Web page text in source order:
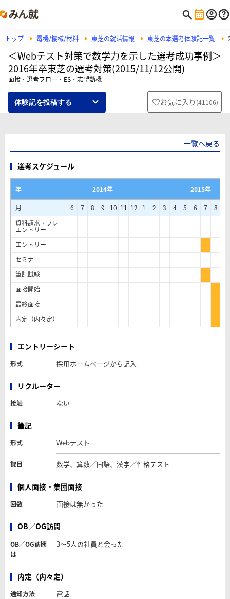
トップ 電機/機械/材料 東芝の就活情報 東芝の本選考体験記一覧
＜Webテスト対策で数学力を示した選考成功事例＞
2016年卒東芝の選考対策(2015/11/12公開)
面接・選考フロー・ES・志望動機
体験記を投稿する お気に入り (41106)
一覧へ戻る
選考スケジュール
年 2014年
2015年
月
6 7 8 9 10 11 12 1 2 3 4 5 6 7 8
資料請求・プレ
エントリー
エントリー
セミナー
筆記試験
面接開始
最終面接
内定（内々定）
エントリーシート
形式 採用ホームページから記入
リクルーター
接触 ない
筆記
形式 Webテスト
課目 数学、算数／国語、漢字／性格テスト
個人面接・集団面接
回数 面接は無かった
OB／OG訪問
OB／OG訪問
は
3〜5人の社員と会った
内定（内々定）
通知方法 電話